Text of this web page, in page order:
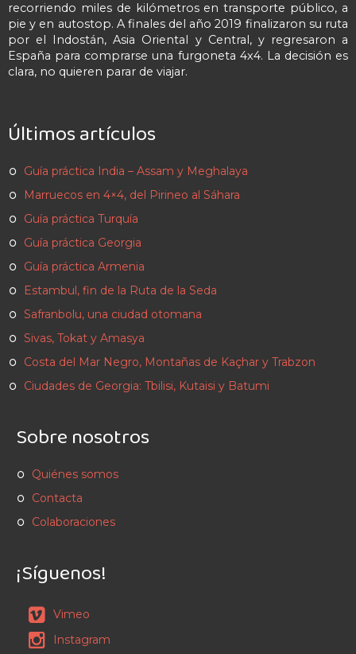
recorriendo miles de kilómetros en transporte público, a
pie y en autostop. A finales del año 2019 finalizaron su ruta
por el Indostán, Asia Oriental y Central, y regresaron a
España para comprarse una furgoneta 4x4. La decisión es
clara, no quieren parar de viajar.
Últimos artículos
Guía práctica India – Assam y Meghalaya
Marruecos en 4×4, del Pirineo al Sáhara
Guía práctica Turquía
Guía práctica Georgia
Guía práctica Armenia
Estambul, fin de la Ruta de la Seda
Safranbolu, una ciudad otomana
Sivas, Tokat y Amasya
Costa del Mar Negro, Montañas de Kaçhar y Trabzon
Ciudades de Georgia: Tbilisi, Kutaisi y Batumi
Sobre nosotros
Quiénes somos
Contacta
Colaboraciones
¡Síguenos!
Vimeo
Instagram